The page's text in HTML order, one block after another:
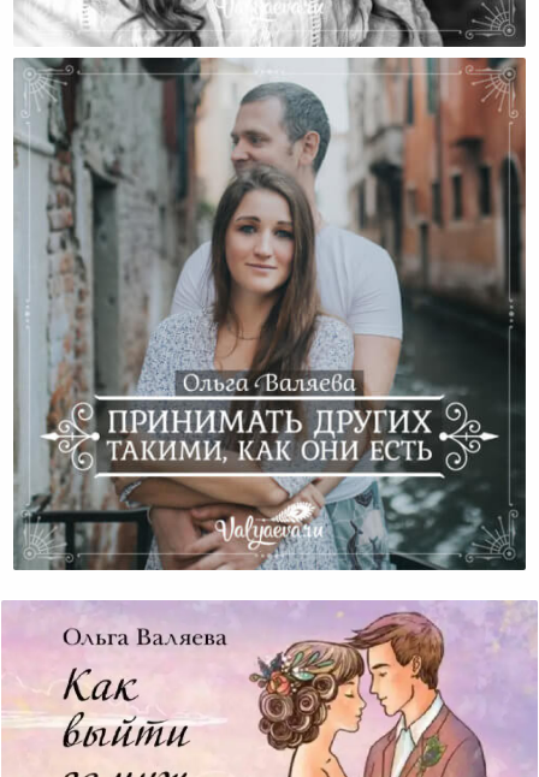
Мы Живем В Мире Потребления
Принимать Других Такими, Как Они Есть